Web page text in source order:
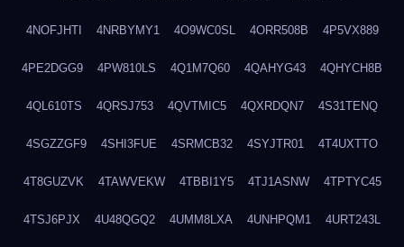
4NOFJHTI 4NRBYMY1 4O9WC0SL 4ORR508B 4P5VX889
4PE2DGG9 4PW810LS 4Q1M7Q60 4QAHYG43 4QHYCH8B
4QL610TS 4QRSJ753 4QVTMIC5 4QXRDQN7 4S31TENQ
4SGZZGF9 4SHI3FUE 4SRMCB32 4SYJTR01 4T4UXTTO
4T8GUZVK 4TAWVEKW 4TBBI1Y5 4TJ1ASNW 4TPTYC45
4TSJ6PJX 4U48QGQ2 4UMM8LXA 4UNHPQM1 4URT243L